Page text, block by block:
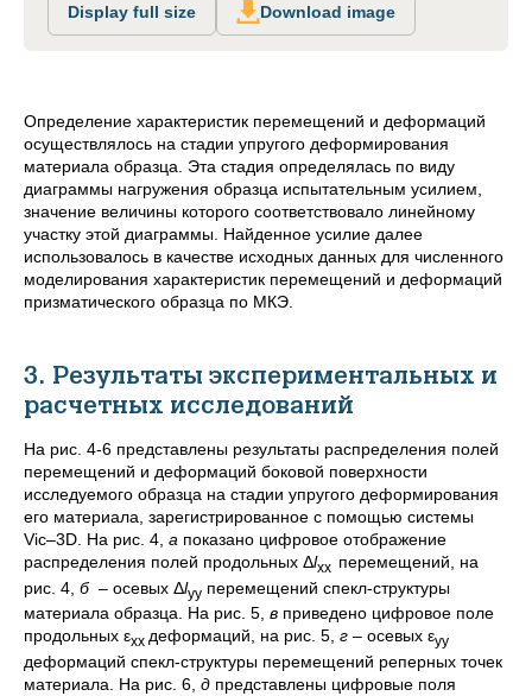
Display full size Download image
Определение характеристик перемещений и деформаций
осуществлялось на стадии упругого деформирования
материала образца. Эта стадия определялась по виду
диаграммы нагружения образца испытательным усилием,
значение величины которого соответствовало линейному
участку этой диаграммы. Найденное усилие далее
использовалось в качестве исходных данных для численного
моделирования характеристик перемещений и деформаций
призматического образца по МКЭ.
3. Результаты экспериментальных и
расчетных исследований
На рис. 4-6 представлены результаты распределения полей
перемещений и деформаций боковой поверхности
исследуемого образца на стадии упругого деформирования
его материала, зарегистрированное с помощью системы
Vic–3D. На рис. 4, а показано цифровое отображение
распределения полей продольных Δlxx перемещений, на
рис. 4, б– осевых Δlyy перемещений спекл-структуры
материала образца. На рис. 5, в приведено цифровое поле
продольных εxx деформаций, на рис. 5, г – осевых εyy
деформаций спекл-структуры перемещений реперных точек
материала. На рис. 6, д представлены цифровые поля